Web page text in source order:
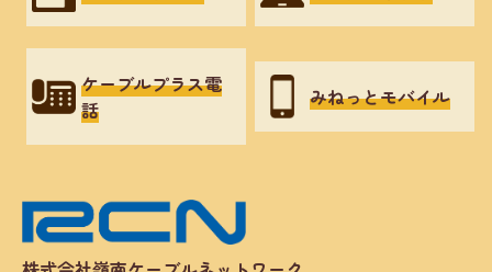
ケーブルプラス電
話
みねっとモバイル